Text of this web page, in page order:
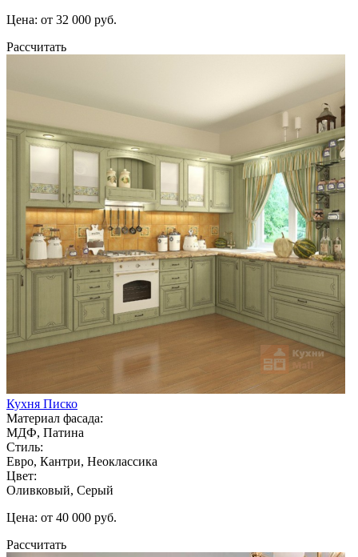
Цена: от 32 000 руб.
Рассчитать
Кухня Писко
Материал фасада:
МДФ, Патина
Стиль:
Евро, Кантри, Неоклассика
Цвет:
Оливковый, Серый
Цена: от 40 000 руб.
Рассчитать